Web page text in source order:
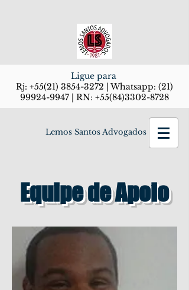
Ligue para
Rj: +55(21) 3854-3272 | Whatsapp: (21)
99924-9947 | RN: +55(84)3302-8728
Lemos Santos Advogados
Equipe de Apoio